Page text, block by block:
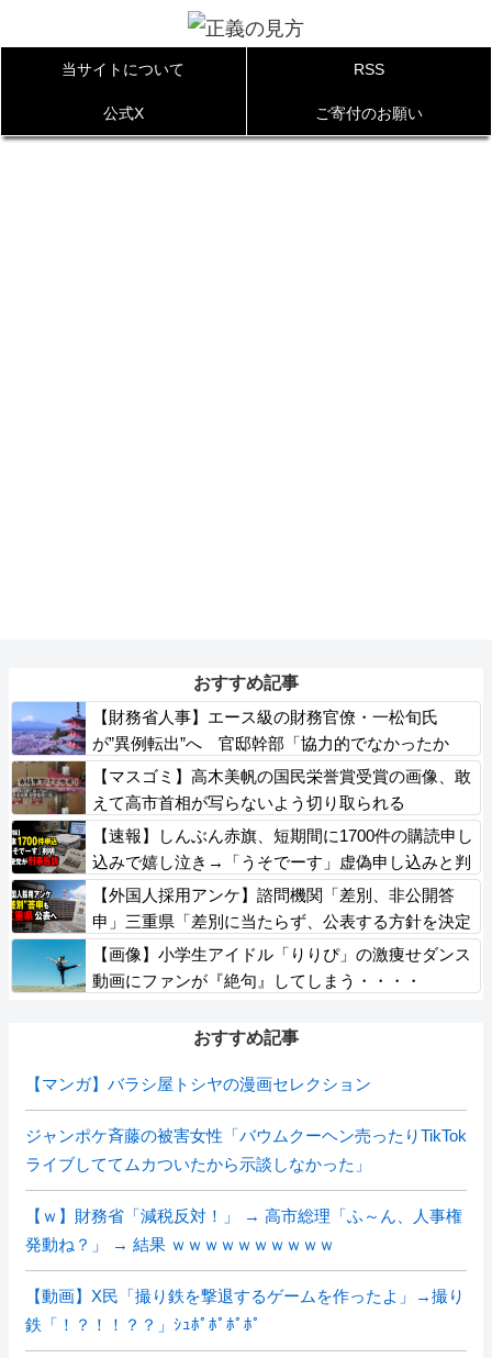
当サイトについて RSS
公式X ご寄付のお願い
おすすめ記事
【財務省人事】エース級の財務官僚・一松旬氏
が”異例転出”へ 官邸幹部「協力的でなかったか
ら」
【マスゴミ】高木美帆の国民栄誉賞受賞の画像、敢
えて高市首相が写らないよう切り取られる
【速報】しんぶん赤旗、短期間に1700件の購読申し
込みで嬉し泣き→「うそでーす」虚偽申し込みと判
明→ 共産党が刑事告訴「厳重な処罰を求める」
【外国人採用アンケ】諮問機関「差別、非公開答
申」三重県「差別に当たらず、公表する方針を決定
した」
【画像】小学生アイドル「りりぴ」の激痩せダンス
動画にファンが『絶句』してしまう・・・・
おすすめ記事
【マンガ】バラシ屋トシヤの漫画セレクション
ジャンポケ斉藤の被害女性「バウムクーヘン売ったりTikTok
ライブしててムカついたから示談しなかった」
【ｗ】財務省「減税反対！」 → 高市総理「ふ～ん、人事権
発動ね？」 → 結果 ｗｗｗｗｗｗｗｗｗｗ
【動画】X民「撮り鉄を撃退するゲームを作ったよ」→撮り
鉄「！？！！？？」ｼｭﾎﾟﾎﾟﾎﾟﾎﾟ